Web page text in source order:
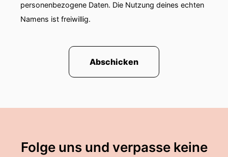
personenbezogene Daten. Die Nutzung deines echten
Namens ist freiwillig.
Abschicken
Folge uns und verpasse keine